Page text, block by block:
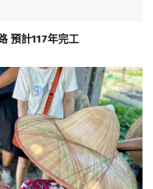
預計117年完工